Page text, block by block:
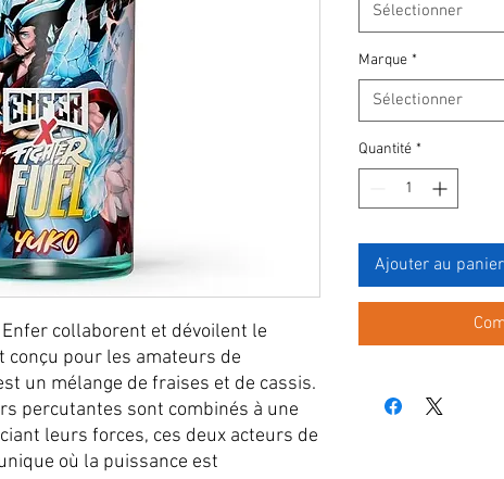
collaborent et dévoilent le
conçu pour les amateurs de
un mélange de fraises et de cassis.
percutantes sont combinés à une
leurs forces, ces deux acteurs de
où la puissance est
Sélectionner
Marque *
Sélectionner
Quantité *
Ajouter au panier